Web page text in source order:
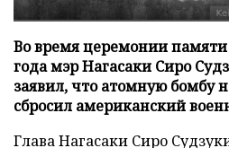
Во время церемонии
года мэр Нагасаки Сиро
заявил, что атомную бомбу
сбросил американский
Глава Нагасаки Сиро